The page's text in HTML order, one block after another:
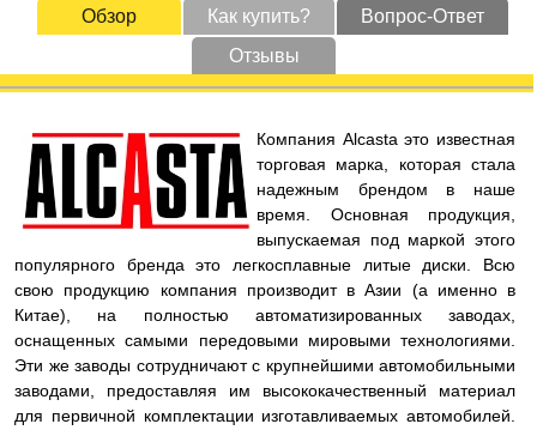
Обзор Как купить?
Вопрос-Ответ
Отзывы
Компания Alcasta это известная
торговая марка, которая стала
надежным брендом в наше
время. Основная продукция,
выпускаемая под маркой этого
популярного бренда это легкосплавные литые диски. Всю
свою продукцию компания производит в Азии (а именно в
Китае), на полностью автоматизированных заводах,
оснащенных самыми передовыми мировыми технологиями.
Эти же заводы сотрудничают с крупнейшими автомобильными
заводами, предоставляя им высококачественный материал
для первичной комплектации изготавливаемых автомобилей.